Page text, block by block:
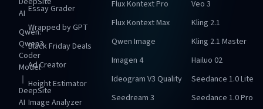
AI
Qwen:
Qwen3
Coder
Model
｜
DeepSite
AI
Essay Grader
Wrapped by GPT
Black Friday Deals
Ad Creator
Height Estimator
Image Analyzer
Flux Kontext Pro
Flux Kontext Max
Qwen Image
Imagen 4
Ideogram V3 Quality
Seedream 3
Veo 3
Kling 2.1
Kling 2.1 Master
Hailuo 02
Seedance 1.0 Lite
Seedance 1.0 Pro